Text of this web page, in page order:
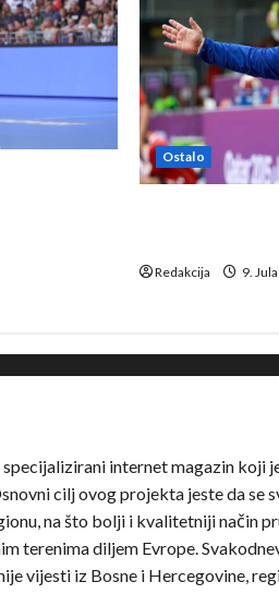
Ostalo
Redakcija 9.
internet magazin koji
cilj ovog projekta jeste da se
na što bolji i kvalitetniji način
terenima diljem Evrope.
vijesti iz Bosne i Hercegovine,